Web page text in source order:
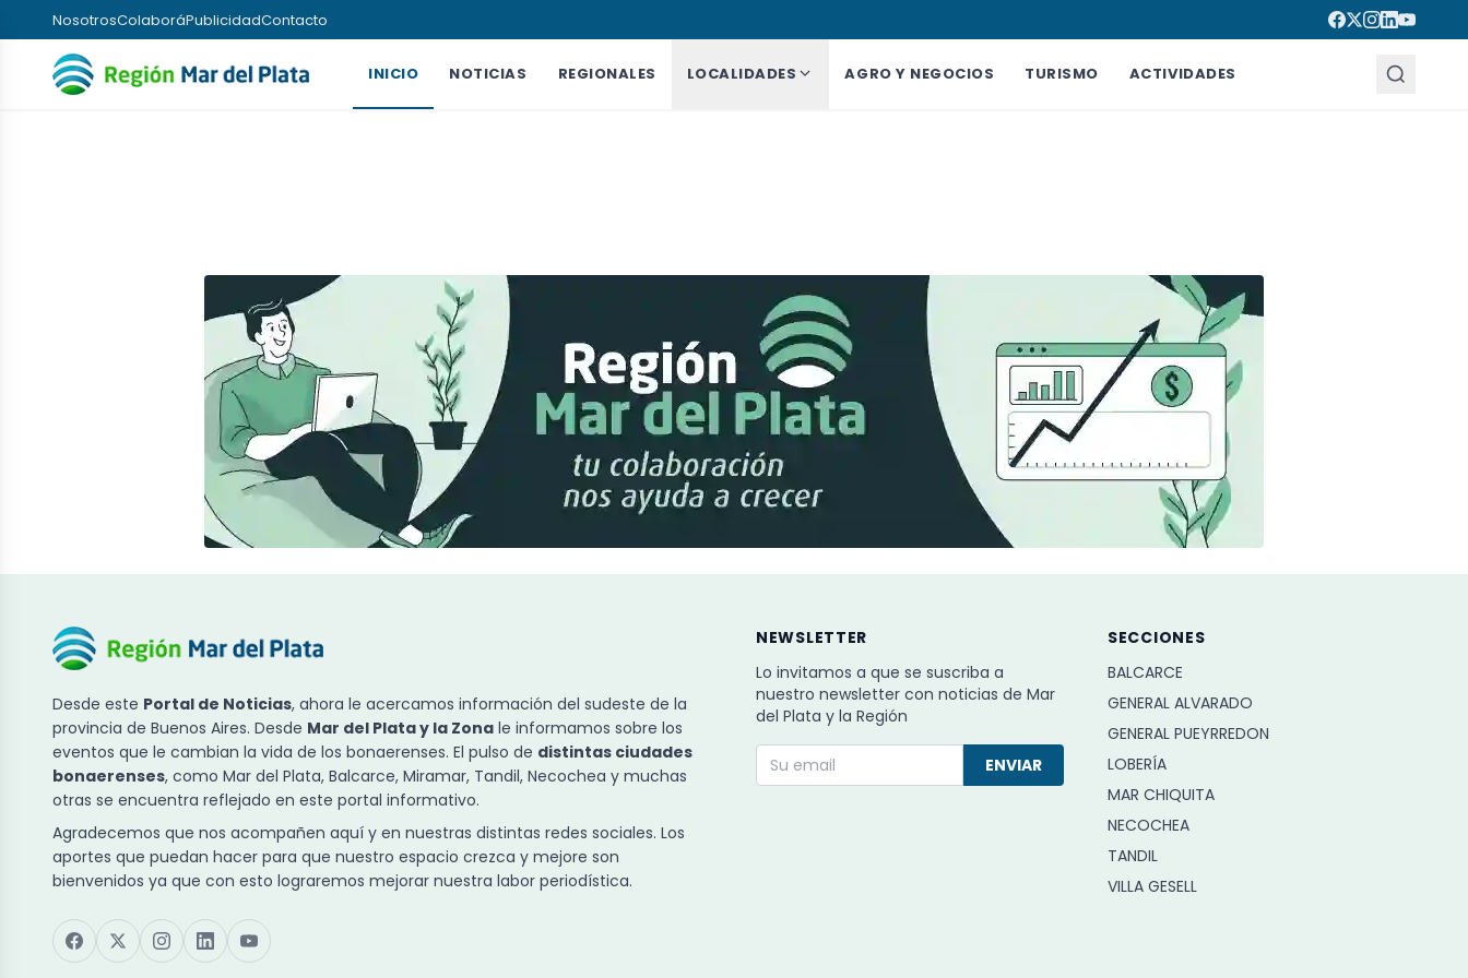
NosotrosColaboráPublicidadContacto
INICIO NOTICIAS REGIONALES LOCALIDADES AGRO Y NEGOCIOS TURISMO ACTIVIDADES
Desde este Portal de Noticias, ahora le acercamos información del sudeste de la
provincia de Buenos Aires. Desde Mar del Plata y la Zona le informamos sobre los
eventos que le cambian la vida de los bonaerenses. El pulso de distintas ciudades
bonaerenses, como Mar del Plata, Balcarce, Miramar, Tandil, Necochea y muchas
otras se encuentra reflejado en este portal informativo.
Agradecemos que nos acompañen aquí y en nuestras distintas redes sociales. Los
aportes que puedan hacer para que nuestro espacio crezca y mejore son
bienvenidos ya que con esto lograremos mejorar nuestra labor periodística.
NEWSLETTER
Lo invitamos a que se suscriba a
nuestro newsletter con noticias de Mar
del Plata y la Región
ENVIAR
SECCIONES
BALCARCE
GENERAL ALVARADO
GENERAL PUEYRREDON
LOBERÍA
MAR CHIQUITA
NECOCHEA
TANDIL
VILLA GESELL